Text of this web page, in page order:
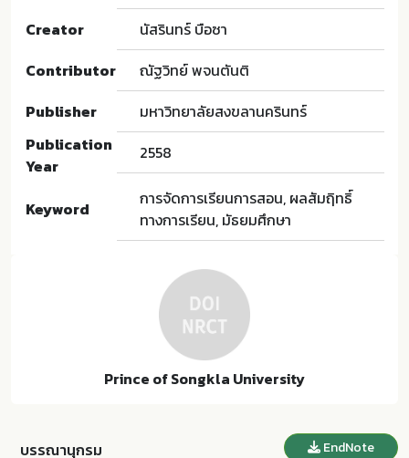
Creator
นัสรินทร์ บือซา
Contributor
ณัฐวิทย์ พจนตันติ
Publisher
มหาวิทยาลัยสงขลานครินทร์
Publication
Year
2558
Keyword
การจัดการเรียนการสอน, ผลสัมฤิทธิ์
ทางการเรียน, มัธยมศึกษา
Prince of Songkla University
บรรณานุกรม EndNote